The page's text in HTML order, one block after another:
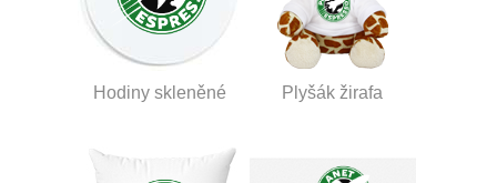
Hodiny skleněné Plyšák žirafa